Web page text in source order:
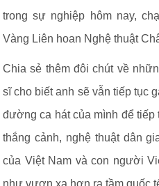
trong sự nghiệp hôm nay,
Vàng Liên hoan Nghệ thuật
Chia sẻ thêm đôi chút về
sĩ cho biết anh sẽ vẫn tiếp tục
đường ca hát của mình để
thắng cảnh, nghệ thuật dân
của Việt Nam và con người
như vươn xa hơn ra tầm quốc